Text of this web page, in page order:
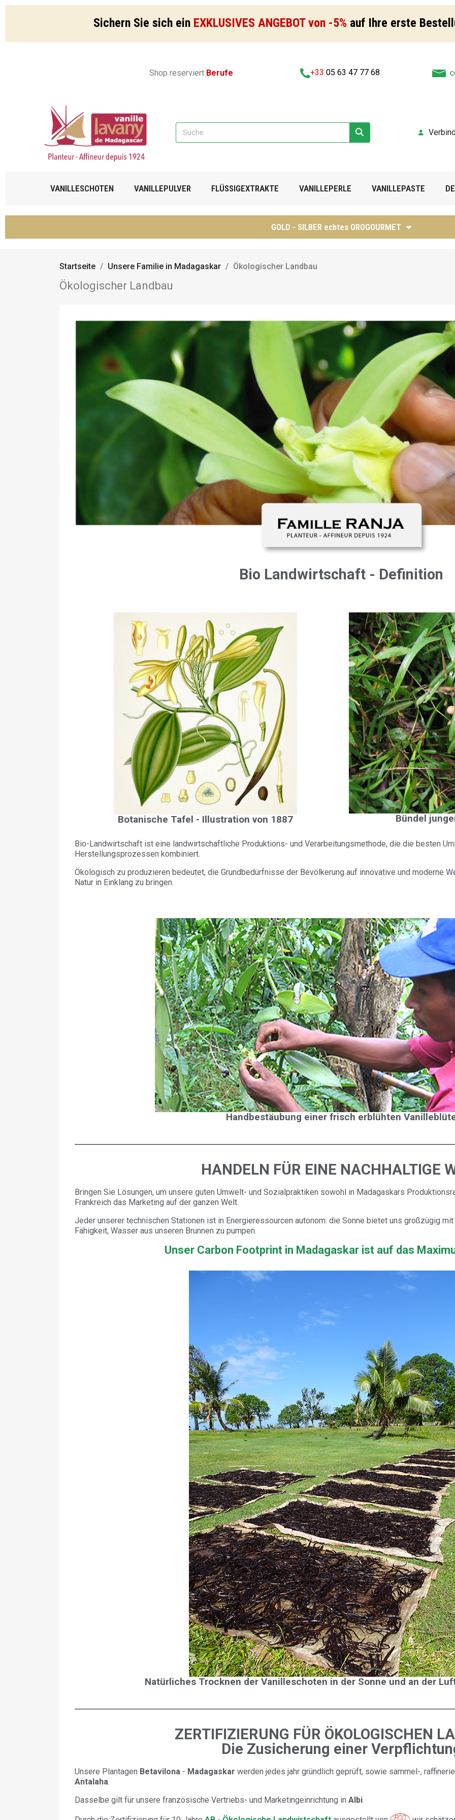
Sichern Sie sich ein EXKLUSIVES ANGEBOT von -5%auf Ihre erste
Shop reserviert Berufe +33 05 63 47 77 68
VANILLESCHOTEN VANILLEPULVER FLÜSSIGEXTRAKTE VANILLEPERLE VANILLEPASTE
GOLD - SILBER echtes OROGOURMET
Startseite Unsere Familie in Madagaskar Ökologischer Landbau
Ökologischer Landbau
Bio Landwirtschaft - Definition
Botanische Tafel - Illustration von 1887 Bündel
Bio-Landwirtschaft ist eine landwirtschaftliche Produktions- und Verarbeitungsmethode, die die besten
Herstellungsprozessen kombiniert.
Ökologisch zu produzieren bedeutet, die Grundbedürfnisse der Bevölkerung auf innovative und moderne
Natur in Einklang zu bringen.
Handbestäubung einer frisch erblühten
HANDELN FÜR EINE NACHHALTIGE
Bringen Sie Lösungen, um unsere guten Umwelt- und Sozialpraktiken sowohl in Madagaskars
Frankreich das Marketing auf der ganzen Welt.
Jeder unserer technischen Stationen ist in Energieressourcen autonom: die Sonne bietet uns großzügig
Fähigkeit, Wasser aus unseren Brunnen zu pumpen.
Unser Carbon Footprint in Madagaskar ist auf das
Natürliches Trocknen der Vanilleschoten in der Sonne und an der
ZERTIFIZIERUNG FÜR ÖKOLOGISCHEN
Die Zusicherung einer
Unsere Plantagen Betavilona - Madagaskar werden jedes jahr gründlich geprüft, sowie sammel-,
Antalaha.
Dasselbe gilt für unsere französische Vertriebs- und Marketingeinrichtung in Albi.